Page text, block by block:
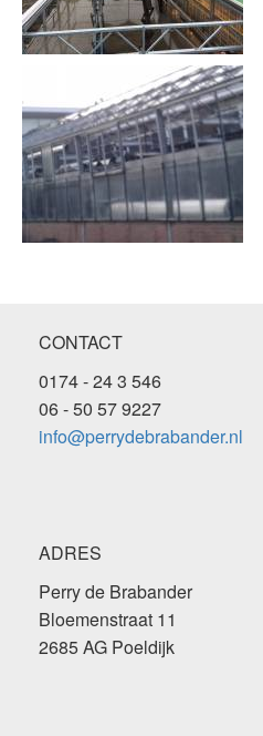
CONTACT
0174 - 24 3 546
06 - 50 57 9227
info@perrydebrabander.nl
ADRES
Perry de Brabander
Bloemenstraat 11
2685 AG Poeldijk